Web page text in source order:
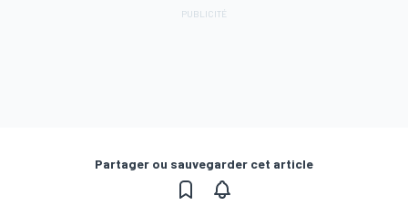
Partager ou sauvegarder cet article